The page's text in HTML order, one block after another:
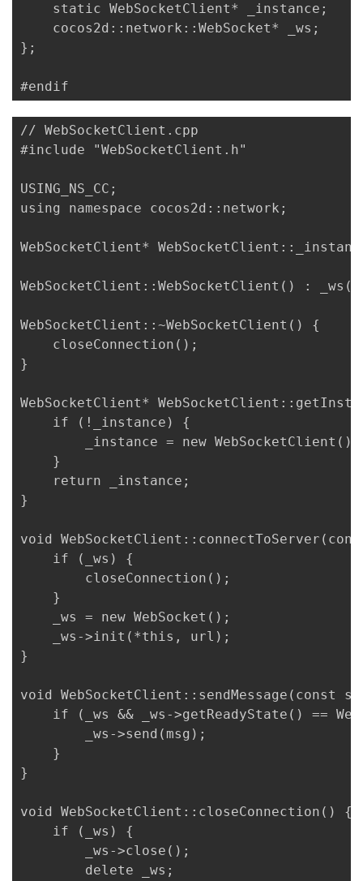
    static WebSocketClient* _instance;
    cocos2d::network::WebSocket* _ws;
};
#endif
// WebSocketClient.cpp
#include "WebSocketClient.h"
USING_NS_CC;
using namespace cocos2d::network;
WebSocketClient*
WebSocketClient::WebSocketClient() :
WebSocketClient::~WebSocketClient() {
    closeConnection();
}
WebSocketClient*
    if (!_instance) {
        _instance = new WebSocketClient();
    }
    return _instance;
}
void
    if (_ws) {
        closeConnection();
    }
    _ws = new WebSocket();
    _ws->init(*this, url);
}
void WebSocketClient::sendMessage(const
if (_ws && _ws->getReadyState() ==
        _ws->send(msg);
    }
}
void WebSocketClient::closeConnection() {
    if (_ws) {
        _ws->close();
        delete _ws;